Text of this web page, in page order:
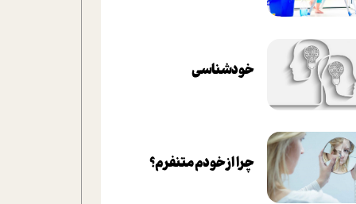
خودشناسی
چرا از خودم متنفرم؟